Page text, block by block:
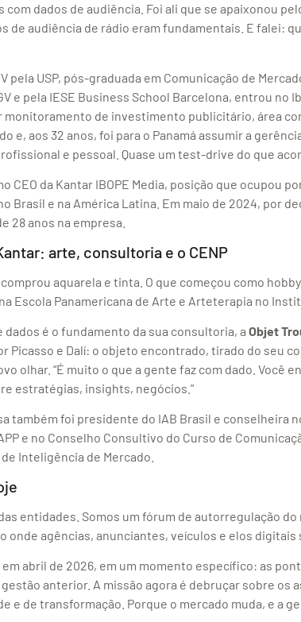
dados de audiência. Foi ali que se apaixonou
de audiência de rádio eram fundamentais. E falei:
pela USP, pós-graduada em Comunicação de
e pela IESE Business School Barcelona, entrou no
monitoramento de investimento publicitário, área
e, aos 32 anos, foi para o Panamá assumir a
e pessoal. Quase um test-drive do que
CEO da Kantar IBOPE Media, posição que ocupou
Brasil e na América Latina. Em maio de 2024, por
28 anos na empresa.
arte, consultoria e o CENP
aquarela e tinta. O que começou como
Escola Panamericana de Arte e Arteterapia no
dados é o fundamento da sua consultoria, a Objet
Picasso e Dalí: o objeto encontrado, tirado do seu
olhar. “É muito o que a gente faz com dado. Você
estratégias, insights, negócios.”
também foi presidente do IAB Brasil e conselheira
e no Conselho Consultivo do Curso de
Inteligência de Mercado.
das entidades. Somos um fórum de autorregulação
onde agências, anunciantes, veículos e elos digitais
abril de 2026, em um momento específico: as
anterior. A missão agora é debruçar sobre os
e de transformação. Porque o mercado muda, e a